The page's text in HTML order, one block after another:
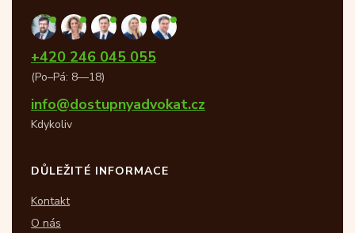
+420 246 045 055
(Po–Pá: 8—18)
info@dostupnyadvokat.cz
Kdykoliv
DŮLEŽITÉ INFORMACE
Kontakt
O nás